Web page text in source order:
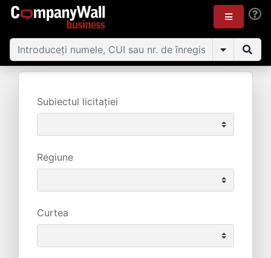
Subiectul licitației
Regiune
Curtea